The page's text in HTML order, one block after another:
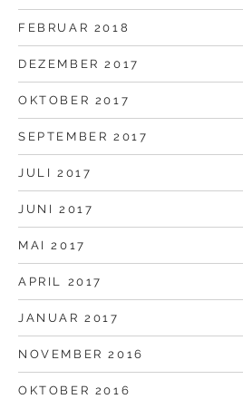
FEBRUAR 2018
DEZEMBER 2017
OKTOBER 2017
SEPTEMBER 2017
JULI 2017
JUNI 2017
MAI 2017
APRIL 2017
JANUAR 2017
NOVEMBER 2016
OKTOBER 2016